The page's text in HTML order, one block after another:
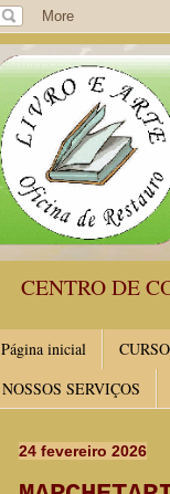
CENTRO DE
Página inicial
NOSSOS SERVIÇOS
24 fevereiro 2026